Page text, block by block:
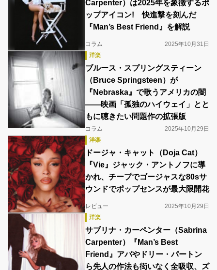
Carpenter）は2025年を象徴するポ
ップアイコン! 快進撃を刻んだ
『Man’s Best Friend』を解説
コラム
2025年10月31日
洋楽
ブルース・スプリングスティーン
（Bruce Springsteen）が
『Nebraska』で歌うアメリカの闇
――映画「孤独のハイウェイ」とと
もに聴きたい問題作の拡張版
コラム
2025年10月29日
洋楽
ドージャ・キャット（Doja Cat）
『Vie』ジャック・アントノフに導
かれ、チープでゴージャスな80sサ
ウンドでポップセンスが最大限開花
レビュー
2025年10月29日
洋楽
サブリナ・カーペンター（Sabrina
Carpenter）『Man’s Best
Friend』アバやドリー・パートン
ら先人の作法も衒いなく全吸収、ズ